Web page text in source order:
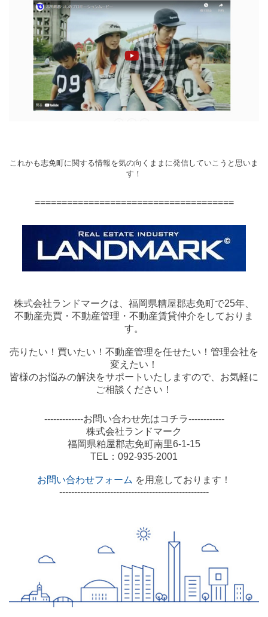
これかも志免町に関する情報を気の向くままに発信していこうと思いま
す！
=====================================
株式会社ランドマークは、福岡県糟屋郡志免町で25年、
不動産売買・不動産管理・不動産賃貸仲介をしておりま
す。
売りたい！買いたい！不動産管理を任せたい！管理会社を
変えたい！
皆様のお悩みの解決をサポートいたしますので、お気軽に
ご相談ください！
-------------お問い合わせ先はコチラ------------
株式会社ランドマーク
福岡県粕屋郡志免町南里6-1-15
TEL：092-935-2001
お問い合わせフォーム を用意しております！
--------------------------------------------------